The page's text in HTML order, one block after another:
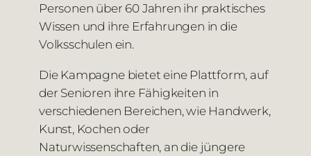
Personen über 60 Jahren ihr praktisches
Wissen und ihre Erfahrungen in die
Volksschulen ein.
Die Kampagne bietet eine Plattform, auf
der Senioren ihre Fähigkeiten in
verschiedenen Bereichen, wie Handwerk,
Kunst, Kochen oder
Naturwissenschaften, an die jüngere